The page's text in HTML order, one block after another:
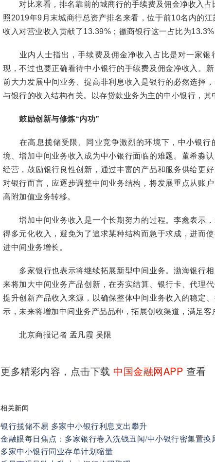
对比来看，排名靠前的城商行的手续费及佣金净收入占
照2019年9月末城商行总资产排名来看，位于前10名内的
收入对营业收入贡献了13.39%；徽商银行这一占比为13.3%
业内人士指出，手续费及佣金净收入占比是对一家银
现，不过也要正确看待中小银行的手续费及佣金净收入。
前大力发展中间业务、提高非利息收入是银行的必然选择
与银行的收入结构有关。以存贷款业务为主的中小银行，其
鼓励创新与修炼“内功”
在高息揽储受限、同业竞争激烈的环境下，中小银行
境、增加中间业务收入成为中小银行面临的难题。董希淼
经营，鼓励银行良性创新，通过丰富的产品和服务供给更
对银行而言，应逐步调整中间业务结构，将发展重点从账
高附加值业务转移。
增加中间业务收入是一个长期努力的过程。李鑫表示，
得多元化收入，避免为了追求某种结构而急于求成，进而
进中间业务增长。
多家银行也表示将继续拓展新型中间业务。渤海银行相
来将加大中间业务产品创新，在夯实结算、银行卡、代理
提升创新产品收入来源，以确保整体中间业务收入的稳定
示，未来将增加中间业务产品品种，拓展创收渠道，满足客
北京商报记者 孟凡霞 吴限
更多精彩内容，点击下载 中国金融网APP 查看
相关新闻
银行揽储不易 多家中小银行利息支出攀升
金融眼每日焦点：多家银行卷入洗钱丑闻/中小银行密集置换
多家中小银行同业存单计划缩量